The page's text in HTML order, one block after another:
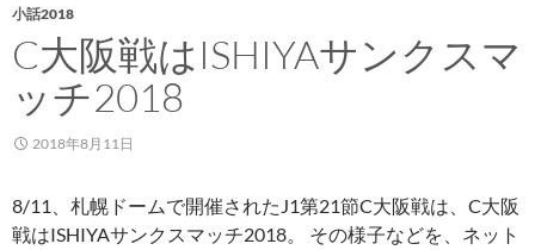
小話2018
C大阪戦はISHIYAサンクスマ
ッチ2018
2018年8月11日
8/11、札幌ドームで開催されたJ1第21節C大阪戦は、C大阪
戦はISHIYAサンクスマッチ2018。 その様子などを、ネット